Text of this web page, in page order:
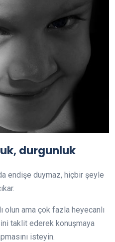
durgunluk
endişe duymaz, hiçbir şeyle
olun ama çok fazla heyecanlı
taklit ederek konuşmaya
isteyin.